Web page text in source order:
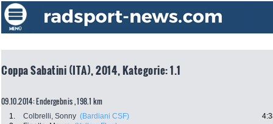
Coppa Sabatini (ITA), 2014, Kategorie: 1.1
09.10.2014: Endergebnis , 198.1 km
1. Colbrelli, Sonny (Bardiani CSF)